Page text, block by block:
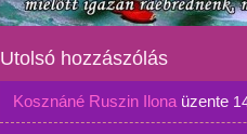
Utolsó hozzászólás
Kosznáné Ruszin Ilona üzente